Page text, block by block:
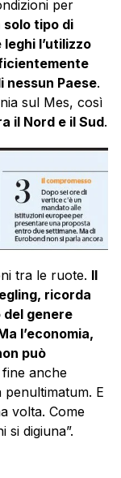
per
solo tipo di
l’utilizzo
nessun Paese.
sul Mes, così
il Nord e il Sud.
tra le ruote. Il
ricorda
genere
l’economia,
può
anche
penultimatum. E
volta. Come
si digiuna”.